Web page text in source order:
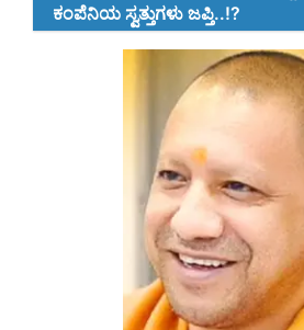
ಕಂಪೆನಿಯ ಸ್ವತ್ತುಗಳು ಜಪ್ತಿ..!?